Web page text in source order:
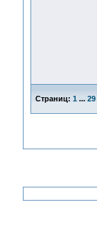
Страниц: 1 ... 29